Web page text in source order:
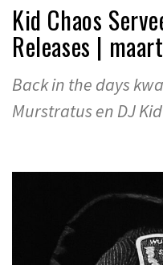
Kid Chaos
Releases |
Back in the days
Murstratus en DJ